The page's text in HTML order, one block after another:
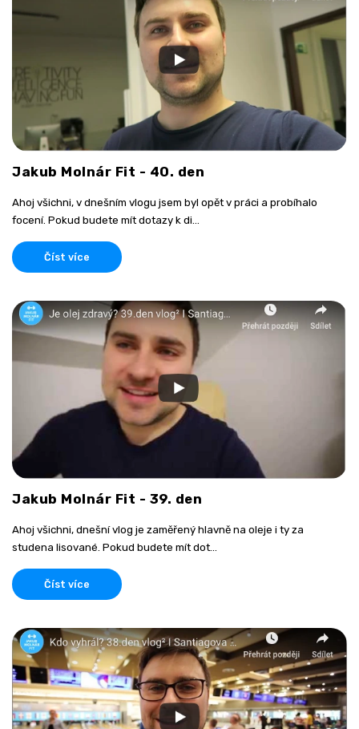
Jakub Molnár Fit - 40. den
Ahoj všichni, v dnešním vlogu jsem byl opět v práci a probíhalo
focení. Pokud budete mít dotazy k di...
Číst více
Jakub Molnár Fit - 39. den
Ahoj všichni, dnešní vlog je zaměřený hlavně na oleje i ty za
studena lisované. Pokud budete mít dot...
Číst více